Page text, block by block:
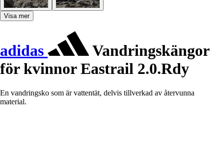
Visa mer
adidas
Vandringskängor
för kvinnor Eastrail 2.0.Rdy
En vandringsko som är vattentät, delvis tillverkad av återvunna
material.